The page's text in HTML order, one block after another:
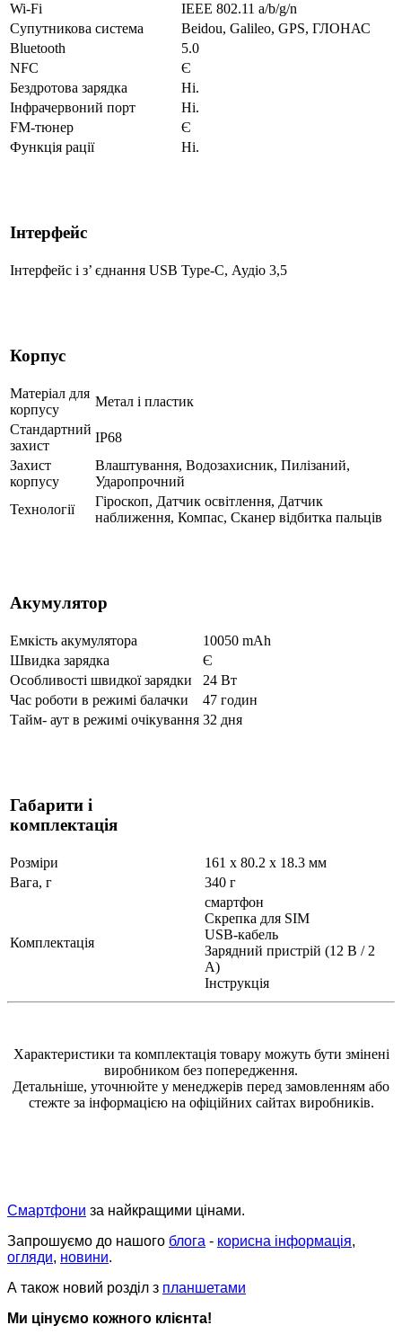
Wi-Fi
IEEE 802.11 a/b/g/n
Супутникова система
Beidou, Galileo, GPS, ГЛОНАС
Bluetooth
5.0
NFC
Є
Бездротова зарядка
Ні.
Інфрачервоний порт
Ні.
FM-тюнер
Є
Функція рації
Ні.
Інтерфейс
Інтерфейс і з’ єднання USB Type-C, Аудіо 3,5
Корпус
Матеріал для
корпусу
Метал і пластик
Стандартний
захист
IP68
Захист
корпусу
Влаштування, Водозахисник, Пилізаний,
Ударопрочний
Технології
Гіроскоп, Датчик освітлення, Датчик
наближення, Компас, Сканер відбитка пальців
Акумулятор
Емкість акумулятора
10050 mAh
Швидка зарядка
Є
Особливості швидкої зарядки
24 Вт
Час роботи в режимі балачки
47 годин
Тайм- аут в режимі очікування 32 дня
Габарити і
комплектація
Розміри
161 x 80.2 x 18.3 мм
Вага, г
340 г
Комплектація
смартфон
Скрепка для SIM
USB-кабель
Зарядний пристрій (12 В / 2
А)
Інструкція
Характеристики та комплектація товару можуть бути змінені
виробником без попередження.
Детальніше, уточнюйте у менеджерів перед замовленням або
стежте за інформацією на офіційних сайтах виробників.
Смартфони за найкращими цінами.
Запрошуємо до нашого блога - корисна інформація,
огляди, новини.
А також новий розділ з планшетами
Ми цінуємо кожного клієнта!